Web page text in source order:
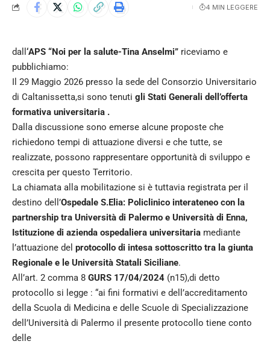
4 MIN LEGGERE
dall ‘APS “Noi per la salute-Tina Anselmi” riceviamo e
pubblichiamo:
Il 29 Maggio 2026 presso la sede del Consorzio Universitario
di Caltanissetta,si sono tenuti gli Stati Generali dell’offerta
formativa universitaria .
Dalla discussione sono emerse alcune proposte che
richiedono tempi di attuazione diversi e che tutte, se
realizzate, possono rappresentare opportunità di sviluppo e
crescita per questo Territorio.
La chiamata alla mobilitazione si è tuttavia registrata per il
destino dell’Ospedale S.Elia: Policlinico interateneo con la
partnership tra Università di Palermo e Università di Enna,
Istituzione di azienda ospedaliera universitaria mediante
l’attuazione del protocollo di intesa sottoscritto tra la giunta
Regionale e le Università Statali Siciliane.
All’art. 2 comma 8 GURS 17/04/2024 (n15),di detto
protocollo si legge : “ai fini formativi e dell’accreditamento
della Scuola di Medicina e delle Scuole di Specializzazione
dell’Università di Palermo il presente protocollo tiene conto
delle